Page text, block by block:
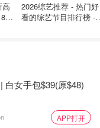
高
月
2026综艺推荐 - 热门好
看的综艺节目排行榜 -
白女手包$39(原$48)
APP打开